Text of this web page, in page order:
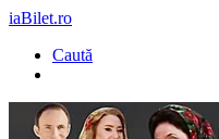
iaBilet.ro
Caută